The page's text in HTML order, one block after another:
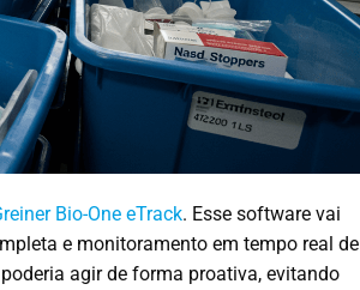
Bio-One eTrack. Esse software vai
e monitoramento em tempo real de
agir de forma proativa, evitando